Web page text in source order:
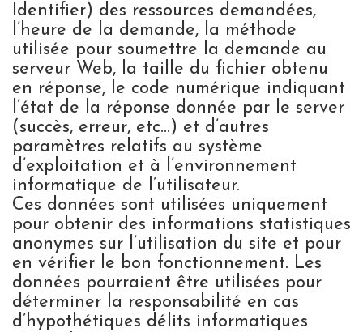
Identifier) des ressources demandées,
l’heure de la demande, la méthode
utilisée pour soumettre la demande au
serveur Web, la taille du fichier obtenu
en réponse, le code numérique indiquant
l’état de la réponse donnée par le server
(succès, erreur, etc…) et d’autres
paramètres relatifs au système
d’exploitation et à l’environnement
informatique de l’utilisateur.
Ces données sont utilisées uniquement
pour obtenir des informations statistiques
anonymes sur l’utilisation du site et pour
en vérifier le bon fonctionnement. Les
données pourraient être utilisées pour
déterminer la responsabilité en cas
d’hypothétiques délits informatiques